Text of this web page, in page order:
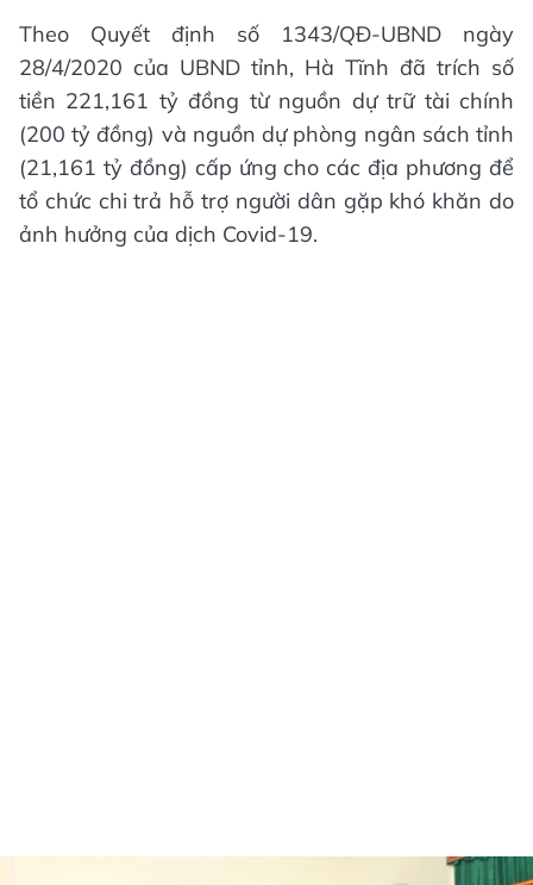
Theo Quyết định số 1343/QĐ-UBND ngày
28/4/2020 của UBND tỉnh, Hà Tĩnh đã trích số
tiền 221,161 tỷ đồng từ nguồn dự trữ tài chính
(200 tỷ đồng) và nguồn dự phòng ngân sách tỉnh
(21,161 tỷ đồng) cấp ứng cho các địa phương để
tổ chức chi trả hỗ trợ người dân gặp khó khăn do
ảnh hưởng của dịch Covid-19.